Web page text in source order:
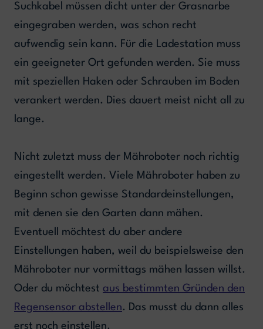
Suchkabel müssen dicht unter der Grasnarbe
eingegraben werden, was schon recht
aufwendig sein kann. Für die Ladestation muss
ein geeigneter Ort gefunden werden. Sie muss
mit speziellen Haken oder Schrauben im Boden
verankert werden. Dies dauert meist nicht all zu
lange.
Nicht zuletzt muss der Mähroboter noch richtig
eingestellt werden. Viele Mähroboter haben zu
Beginn schon gewisse Standardeinstellungen,
mit denen sie den Garten dann mähen.
Eventuell möchtest du aber andere
Einstellungen haben, weil du beispielsweise den
Mähroboter nur vormittags mähen lassen willst.
Oder du möchtest aus bestimmten Gründen den
Regensensor abstellen. Das musst du dann alles
erst noch einstellen.